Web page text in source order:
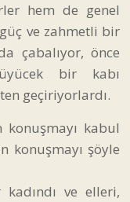
hem de genel
ve zahmetli bir
çabalıyor, önce
bir kabı
geçiriyorlardı.
kabul
konuşmayı şöyle
ve elleri,